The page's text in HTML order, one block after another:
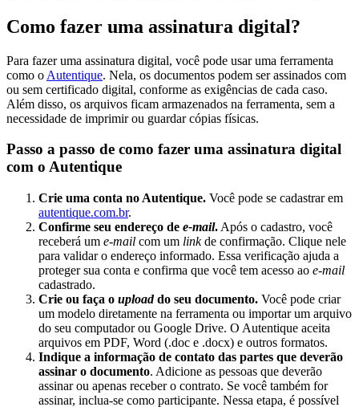
Como fazer uma assinatura digital?
Para fazer uma assinatura digital, você pode usar uma ferramenta
como o Autentique. Nela, os documentos podem ser assinados com
ou sem certificado digital, conforme as exigências de cada caso.
Além disso, os arquivos ficam armazenados na ferramenta, sem a
necessidade de imprimir ou guardar cópias físicas.
Passo a passo de como fazer uma assinatura digital
com o Autentique
Crie uma conta no Autentique. Você pode se cadastrar em
autentique.com.br.
Confirme seu endereço de e-mail. Após o cadastro, você
receberá um e-mail com um linkde confirmação. Clique nele
para validar o endereço informado. Essa verificação ajuda a
proteger sua conta e confirma que você tem acesso ao e-mail
cadastrado.
Crie ou faça o uploaddo seu documento. Você pode criar
um modelo diretamente na ferramenta ou importar um arquivo
do seu computador ou Google Drive. O Autentique aceita
arquivos em PDF, Word (.doc e .docx) e outros formatos.
Indique a informação de contato das partes que deverão
assinar o documento. Adicione as pessoas que deverão
assinar ou apenas receber o contrato. Se você também for
assinar, inclua-se como participante. Nessa etapa, é possível